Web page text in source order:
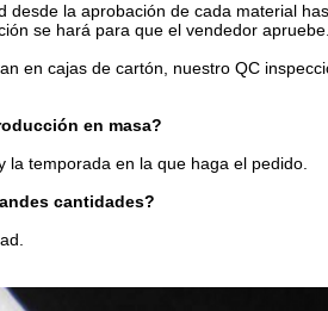
la aprobación de cada material
se hará para que el vendedor
en cajas de cartón, nuestro QC
en masa?
temporada en la que haga el pedido.
cantidades?